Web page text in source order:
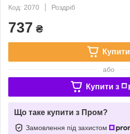
Код: 2070
Роздріб
737 ₴
Купити
або
Купити з
Що таке купити з Пром?
Замовлення під захистом